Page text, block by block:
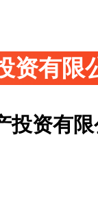
资有限
投资有